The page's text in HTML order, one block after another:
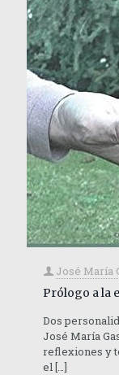
José María
Prólogo a la
Dos
José María
reflexiones y
el[…]